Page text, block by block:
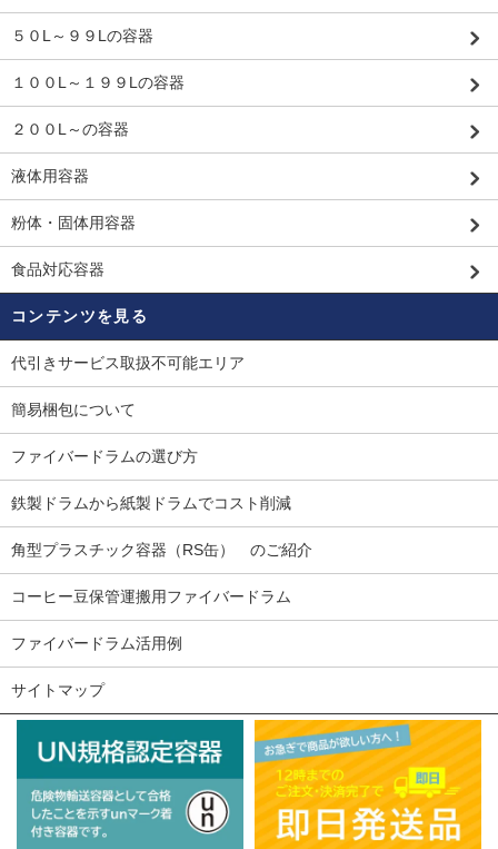
５０L～９９Lの容器
１００L～１９９Lの容器
２００L～の容器
液体用容器
粉体・固体用容器
食品対応容器
コンテンツを見る
代引きサービス取扱不可能エリア
簡易梱包について
ファイバードラムの選び方
鉄製ドラムから紙製ドラムでコスト削減
角型プラスチック容器（RS缶） のご紹介
コーヒー豆保管運搬用ファイバードラム
ファイバードラム活用例
サイトマップ